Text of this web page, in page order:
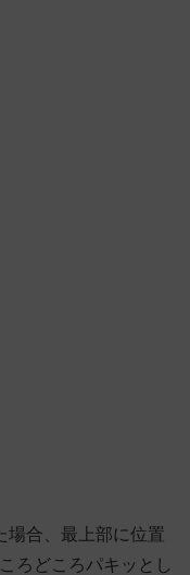
場合、最上部に位置
ろどころパキッとし